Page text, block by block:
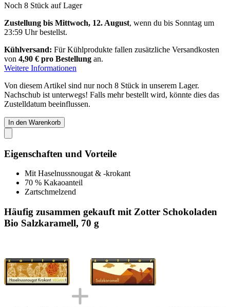
Noch 8 Stück auf Lager
Zustellung bis Mittwoch, 12. August, wenn du bis Sonntag um
23:59 Uhrbestellst.
Kühlversand: Für Kühlprodukte fallen zusätzliche Versandkosten
von 4,90 € pro Bestellung an.
Weitere Informationen
Von diesem Artikel sind nur noch 8 Stück in unserem Lager.
Nachschub ist unterwegs! Falls mehr bestellt wird, könnte dies das
Zustelldatum beeinflussen.
In den Warenkorb
Eigenschaften und Vorteile
Mit Haselnussnougat & -krokant
70 % Kakaoanteil
Zartschmelzend
Häufig zusammen gekauft mit Zotter Schokoladen
Bio Salzkaramell, 70 g